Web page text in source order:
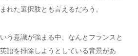
れた選択肢とも言えるだろう。
う意識が強まる中、なんとフランスと
語を排除しようとしている背景があ